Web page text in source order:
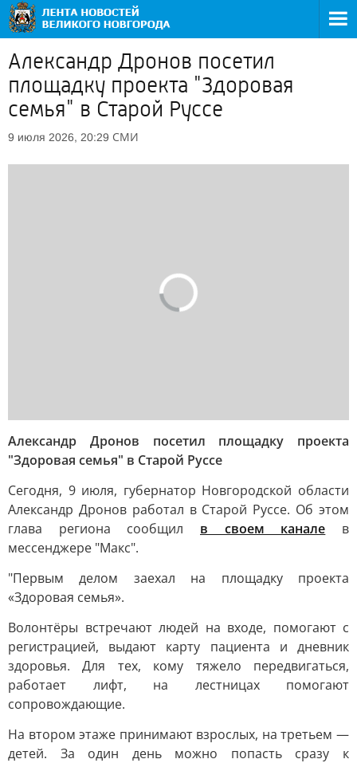
Александр Дронов посетил
площадку проекта "Здоровая
семья" в Старой Руссе
9 июля 2026, 20:29 СМИ
Александр Дронов посетил площадку проекта
"Здоровая семья" в Старой Руссе
Сегодня, 9 июля, губернатор Новгородской области
Александр Дронов работал в Старой Руссе. Об этом
глава региона сообщил в своем канале в
мессенджере "Макс".
"Первым делом заехал на площадку проекта
«Здоровая семья».
Волонтёры встречают людей на входе, помогают с
регистрацией, выдают карту пациента и дневник
здоровья. Для тех, кому тяжело передвигаться,
работает лифт, на лестницах помогают
сопровождающие.
На втором этаже принимают взрослых, на третьем —
детей. За один день можно попасть сразу к